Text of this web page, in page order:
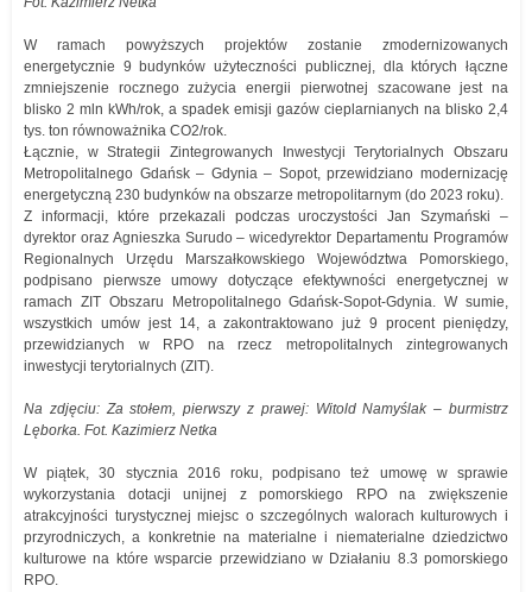
W ramach powyższych projektów zostanie zmodernizowanych
energetycznie 9 budynków użyteczności publicznej, dla których łączne
zmniejszenie rocznego zużycia energii pierwotnej szacowane jest na
blisko 2 mln kWh/rok, a spadek emisji gazów cieplarnianych na blisko 2,4
tys. ton równoważnika CO2/rok.
Łącznie, w Strategii Zintegrowanych Inwestycji Terytorialnych Obszaru
Metropolitalnego Gdańsk – Gdynia – Sopot, przewidziano modernizację
energetyczną 230 budynków na obszarze metropolitarnym (do 2023 roku).
Z informacji, które przekazali podczas uroczystości Jan Szymański –
dyrektor oraz Agnieszka Surudo – wicedyrektor Departamentu Programów
Regionalnych Urzędu Marszałkowskiego Województwa Pomorskiego,
podpisano pierwsze umowy dotyczące efektywności energetycznej w
ramach ZIT Obszaru Metropolitalnego Gdańsk-Sopot-Gdynia. W sumie,
wszystkich umów jest 14, a zakontraktowano już 9 procent pieniędzy,
przewidzianych w RPO na rzecz metropolitalnych zintegrowanych
inwestycji terytorialnych (ZIT).
Na zdjęciu: Za stołem, pierwszy z prawej: Witold Namyślak – burmistrz
Lęborka. Fot. Kazimierz Netka
W piątek, 30 stycznia 2016 roku, podpisano też umowę w sprawie
wykorzystania dotacji unijnej z pomorskiego RPO na zwiększenie
atrakcyjności turystycznej miejsc o szczególnych walorach kulturowych i
przyrodniczych, a konkretnie na materialne i niematerialne dziedzictwo
kulturowe na które wsparcie przewidziano w Działaniu 8.3 pomorskiego
RPO.